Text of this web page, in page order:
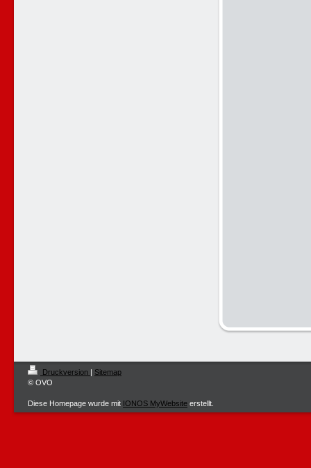
Druckversion | Sitemap
© OVO
Diese Homepage wurde mit IONOS MyWebsite erstellt.